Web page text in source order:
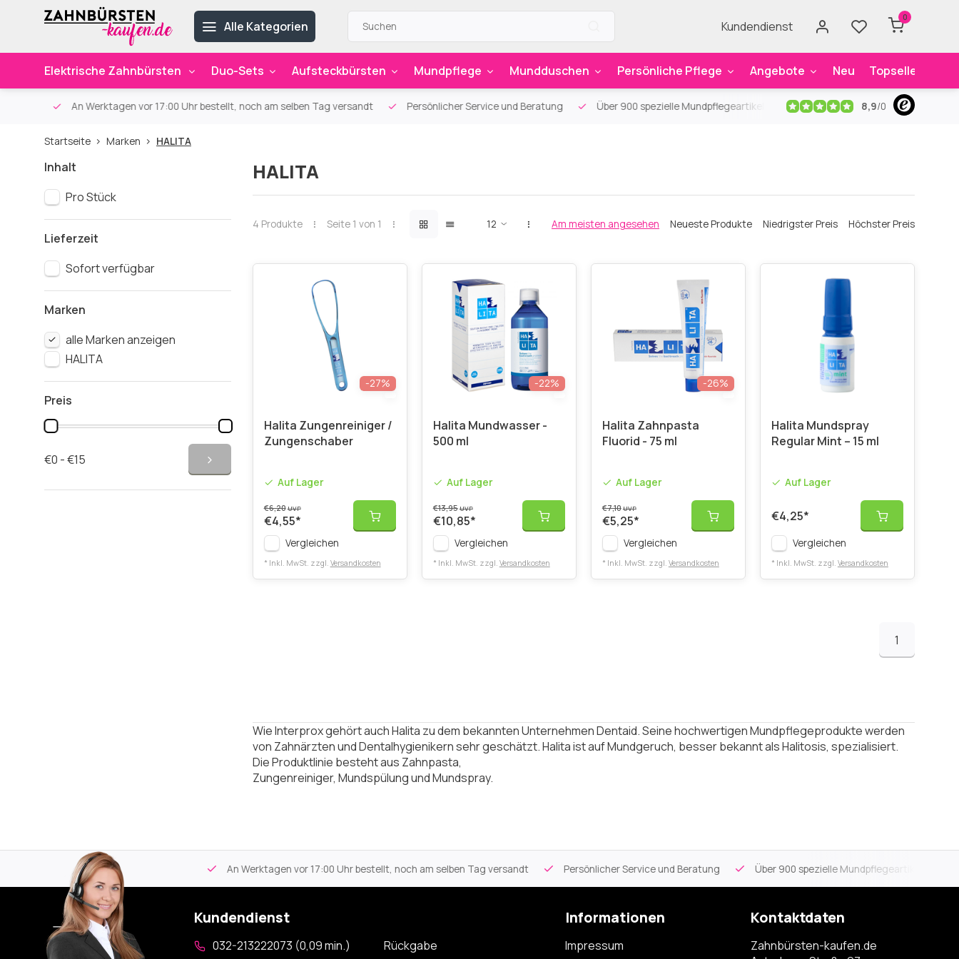
Alle Kategorien Kundendienst
0
Elektrische Zahnbürsten Duo-Sets Aufsteckbürsten Mundpflege Mundduschen Persönliche Pflege Angebote Neu Topseller
An Werktagen vor 17:00 Uhr bestellt, noch am selben Tag versandt Persönlicher Service und Beratung Über 900 spezielle Mundpflegeartikel Kostenloser Versandab 59€
8,9/0
Startseite Marken HALITA
Inhalt
Pro Stück
Lieferzeit
Sofort verfügbar
Marken
alle Marken anzeigen
HALITA
Preis
€0 - €15
HALITA
4 Produkte Seite 1 von 1 Am meisten angesehen Neueste Produkte Niedrigster Preis Höchster Preis
-27%
Halita Zungenreiniger /
Zungenschaber
Auf Lager
€6,20UVP
€4,55*
Vergleichen
* Inkl. MwSt. zzgl. Versandkosten
-22%
Halita Mundwasser -
500 ml
Auf Lager
€13,95UVP
€10,85*
Vergleichen
* Inkl. MwSt. zzgl. Versandkosten
-26%
Halita Zahnpasta
Fluorid - 75 ml
Auf Lager
€7,10UVP
€5,25*
Vergleichen
* Inkl. MwSt. zzgl. Versandkosten
Halita Mundspray
Regular Mint – 15 ml
Auf Lager
€4,25*
Vergleichen
* Inkl. MwSt. zzgl. Versandkosten
1
Wie Interprox gehört auch Halita zu dem bekannten Unternehmen Dentaid. Seine hochwertigen Mundpflegeprodukte werden
von Zahnärzten und Dentalhygienikern sehr geschätzt. Halita ist auf Mundgeruch, besser bekannt als Halitosis, spezialisiert.
Die Produktlinie besteht aus Zahnpasta,
Zungenreiniger, MundspülungundMundspray.
Kostenloser Versand An Werktagen vor 17:00 Uhr bestellt, noch am selben Tag versandt Persönlicher Service und Beratung Über 900 spezielle Mundpflegeartikel
Kundendienst
032-213222073 (0,09 min.)
Rückgabe
Informationen
Impressum
Kontaktdaten
Zahnbürsten-kaufen.de